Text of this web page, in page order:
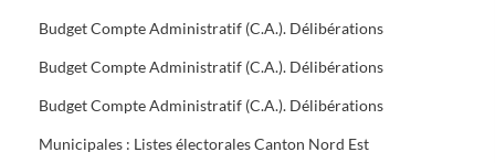
Budget Compte Administratif (C.A.). Délibérations
Budget Compte Administratif (C.A.). Délibérations
Budget Compte Administratif (C.A.). Délibérations
Municipales : Listes électorales Canton Nord Est